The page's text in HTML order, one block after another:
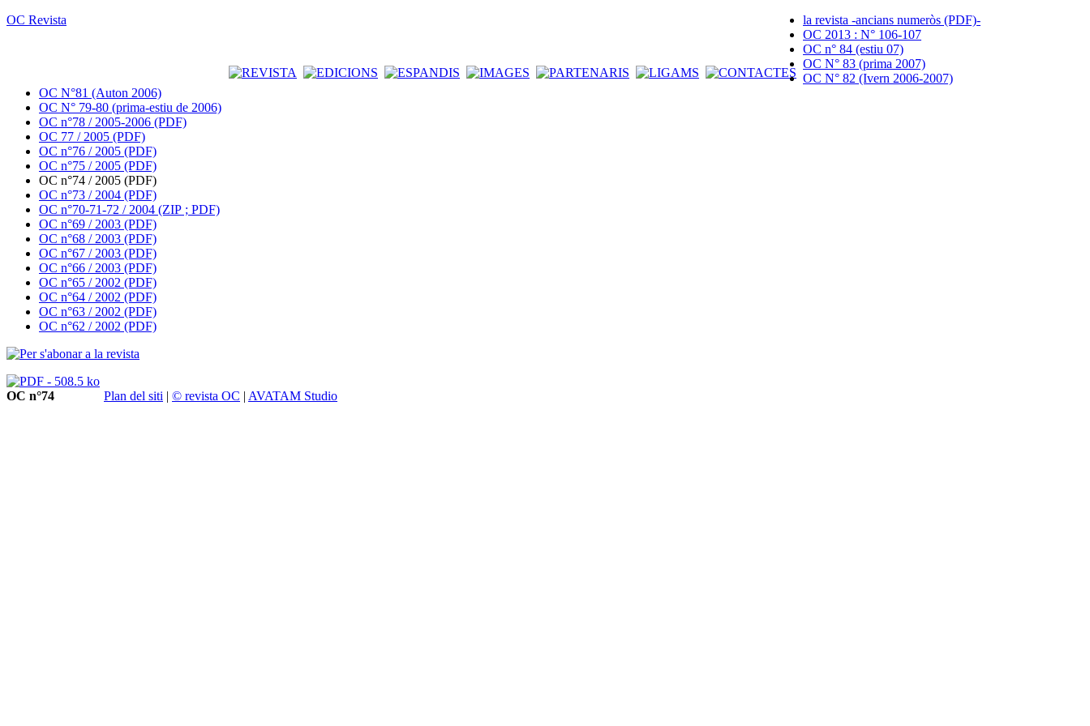
OC Revista
la revista -ancians numeròs (PDF)-
OC 2013 : N° 106-107
OC n° 84 (estiu 07)
OC N° 83 (prima 2007)
OC N° 82 (Ivern 2006-2007)
OC N°81 (Auton 2006)
OC N° 79-80 (prima-estiu de 2006)
OC n°78 / 2005-2006 (PDF)
OC 77 / 2005 (PDF)
OC n°76 / 2005 (PDF)
OC n°75 / 2005 (PDF)
OC n°74 / 2005 (PDF)
OC n°73 / 2004 (PDF)
OC n°70-71-72 / 2004 (ZIP ; PDF)
OC n°69 / 2003 (PDF)
OC n°68 / 2003 (PDF)
OC n°67 / 2003 (PDF)
OC n°66 / 2003 (PDF)
OC n°65 / 2002 (PDF)
OC n°64 / 2002 (PDF)
OC n°63 / 2002 (PDF)
OC n°62 / 2002 (PDF)
OC n°74 Plan del siti | © revista OC | AVATAM Studio